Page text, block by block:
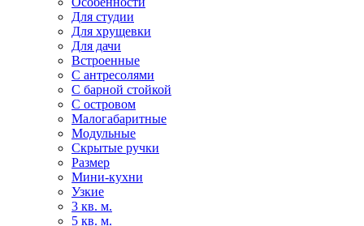
Для студии
Для хрущевки
Для дачи
Встроенные
С антресолями
С барной стойкой
С островом
Малогабаритные
Модульные
Скрытые ручки
Размер
Мини-кухни
Узкие
3 кв. м.
5 кв. м.